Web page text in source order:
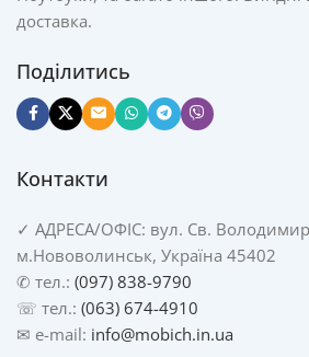
доставка.
Поділитись
Контакти
✓ АДРЕСА/ОФІС: вул. Св.
м.Нововолинськ, Україна 45402
✆ тел.: (097) 838-9790
☏ тел.: (063) 674-4910
✉ e-mail: info@mobich.in.ua